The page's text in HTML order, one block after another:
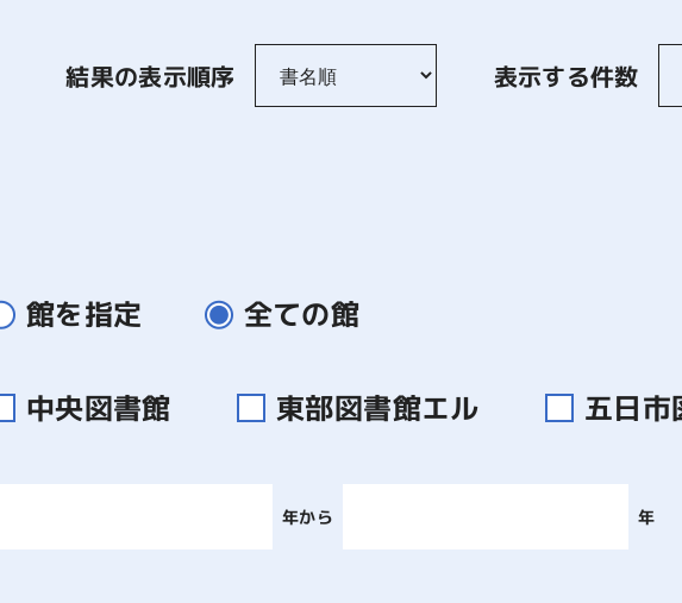
結果の表示順序 表示する件数
館を指定 全ての館
中央図書館 東部図書館エル 五日
年から 年